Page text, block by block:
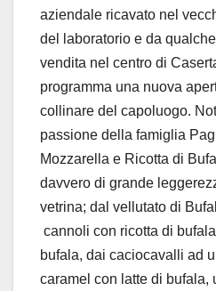
aziendale ricavato nel
del laboratorio e da
vendita nel centro di
programma una nuova
collinare del capoluogo.
passione della famiglia
Mozzarella e Ricotta di
davvero di grande
vetrina; dal vellutato di
cannoli con ricotta di
bufala, dai caciocavalli ad
caramel con latte di bufala,